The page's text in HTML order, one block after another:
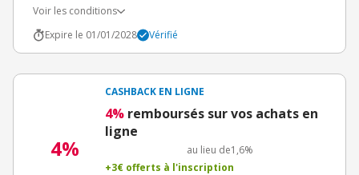
Voir les conditions
Expire le 01/01/2028
Vérifié
4%
CASHBACK EN LIGNE
4% remboursés sur vos achats en
ligne
au lieu de1,6%
+3€ offerts à l'inscription